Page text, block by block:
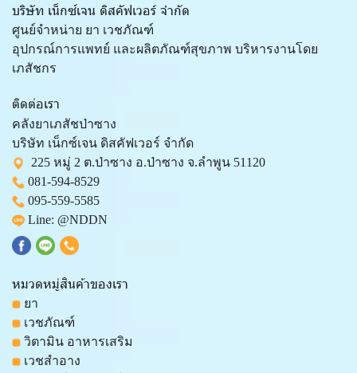
บริษัท เน็กซ์เจน ดิสคัฟเวอร์ จำกัด
ศูนย์จำหน่าย ยา เวชภัณฑ์
อุปกรณ์การแพทย์ และผลิตภัณฑ์สุขภาพ บริหารงานโดย
เภสัชกร
ติดต่อเรา
คลังยาเภสัชป่าซาง
บริษัท เน็กซ์เจน ดิสคัฟเวอร์ จำกัด
225 หมู่ 2 ต.ป่าซาง อ.ป่าซาง จ.ลำพูน 51120
081-594-8529
095-559-5585
Line: @NDDN
หมวดหมู่สินค้าของเรา
ยา
เวชภัณฑ์
วิตามิน อาหารเสริม
เวชสำอาง